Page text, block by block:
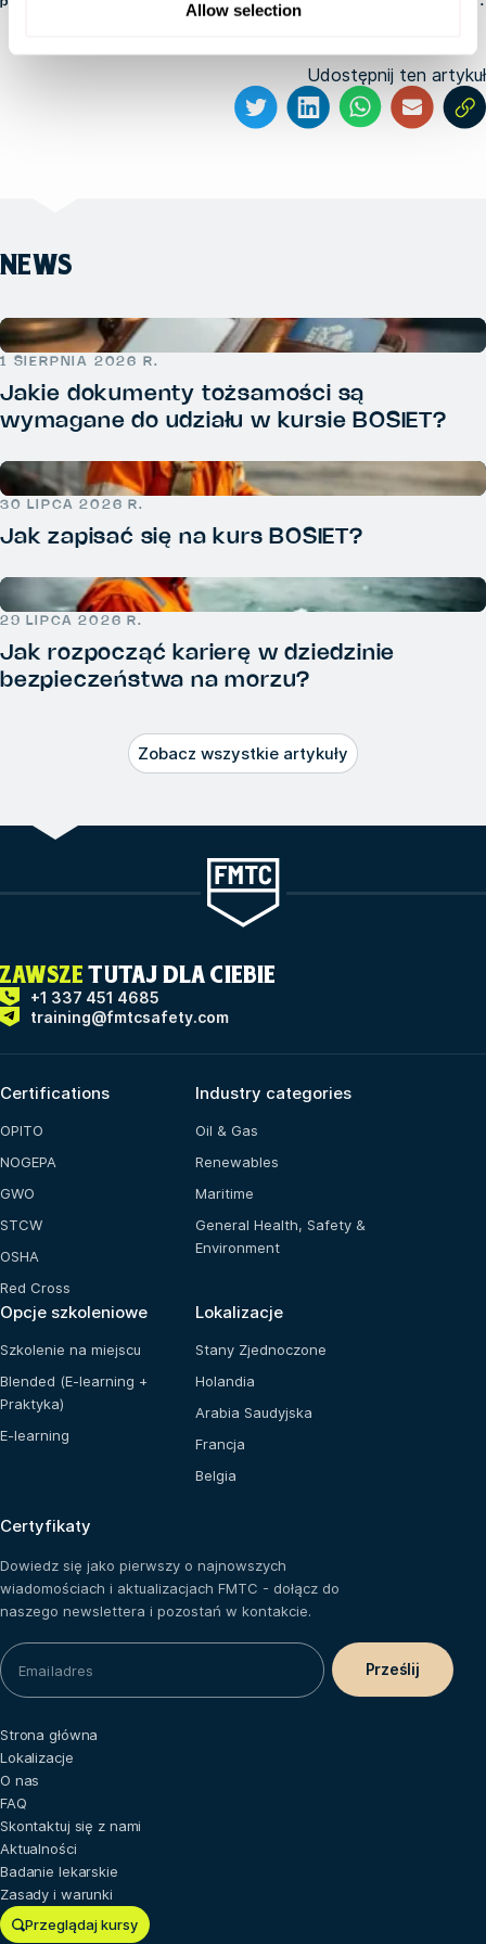
Allow selection
Udostępnij ten artykuł
NEWS
1 SIERPNIA 2026 R.
Jakie dokumenty tożsamości są
wymagane do udziału w kursie BOSIET?
30 LIPCA 2026 R.
Jak zapisać się na kurs BOSIET?
29 LIPCA 2026 R.
Jak rozpocząć karierę w dziedzinie
bezpieczeństwa na morzu?
Zobacz wszystkie artykuły
ZAWSZE TUTAJ DLA CIEBIE
+1 337 451 4685
training@fmtcsafety.com
Certifications
OPITO
NOGEPA
GWO
STCW
OSHA
Red Cross
Industry categories
Oil & Gas
Renewables
Maritime
General Health, Safety &
Environment
Opcje szkoleniowe
Szkolenie na miejscu
Blended (E-learning +
Praktyka)
E-learning
Lokalizacje
Stany Zjednoczone
Holandia
Arabia Saudyjska
Francja
Belgia
Certyfikaty
Dowiedz się jako pierwszy o najnowszych
wiadomościach i aktualizacjach FMTC - dołącz do
naszego newslettera i pozostań w kontakcie.
Przeglądaj kursy
Strona główna
Lokalizacje
O nas
FAQ
Skontaktuj się z nami
Aktualności
Badanie lekarskie
Zasady i warunki